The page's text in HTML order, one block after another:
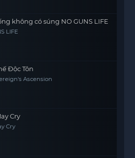
không có súng NO GUNS LIFE
LIFE
Độc Tôn
Ascension
Cry
Cry